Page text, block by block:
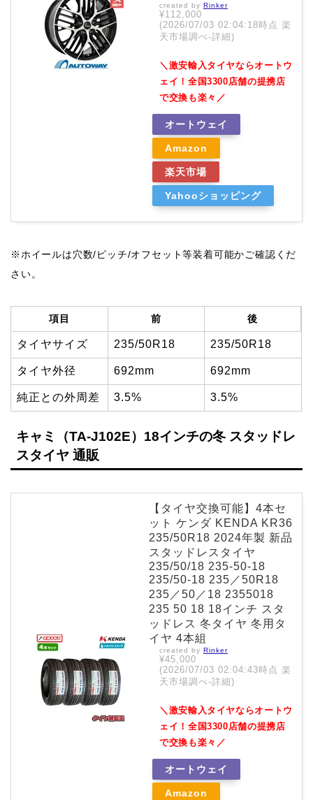
created by Rinker
¥112,000
(2026/07/03 02:04:18時点 楽
天市場調べ-詳細)
＼激安輸入タイヤならオートウ
ェイ！全国3300店舗の提携店
で交換も楽々／
オートウェイ
Amazon
楽天市場
Yahooショッピング
※ホイールは穴数/ピッチ/オフセット等装着可能かご確認くだ
さい。
項目 前 後
タイヤサイズ 235/50R18 235/50R18
タイヤ外径 692mm 692mm
純正との外周差 3.5% 3.5%
キャミ（TA-J102E）18インチの冬 スタッドレ
スタイヤ 通販
【タイヤ交換可能】4本セ
ット ケンダ KENDA KR36
235/50R18 2024年製 新品
スタッドレスタイヤ
235/50/18 235-50-18
235/50-18 235／50R18
235／50／18 2355018
235 50 18 18インチ スタ
ッドレス 冬タイヤ 冬用タ
イヤ 4本組
created by Rinker
¥45,000
(2026/07/03 02:04:43時点 楽
天市場調べ-詳細)
＼激安輸入タイヤならオートウ
ェイ！全国3300店舗の提携店
で交換も楽々／
オートウェイ
Amazon